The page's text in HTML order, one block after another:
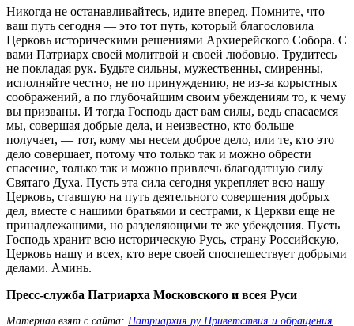
Никогда не останавливайтесь, идите вперед. Помните, что
ваш путь сегодня ― это тот путь, который благословила
Церковь историческими решениями Архиерейского Собора. С
вами Патриарх своей молитвой и своей любовью. Трудитесь
не покладая рук. Будьте сильны, мужественны, смиренны,
исполняйте честно, не по принуждению, не из-за корыстных
соображений, а по глубочайшим своим убеждениям то, к чему
вы призваны. И тогда Господь даст вам силы, ведь спасаемся
мы, совершая добрые дела, и неизвестно, кто больше
получает, ― тот, кому мы несем доброе дело, или те, кто это
дело совершает, потому что только так и можно обрести
спасение, только так и можно привлечь благодатную силу
Святаго Духа. Пусть эта сила сегодня укрепляет всю нашу
Церковь, ставшую на путь деятельного совершения добрых
дел, вместе с нашими братьями и сестрами, к Церкви еще не
принадлежащими, но разделяющими те же убеждения. Пусть
Господь хранит всю историческую Русь, страну Российскую,
Церковь нашу и всех, кто вере своей споспешествует добрыми
делами. Аминь.
Пресс-служба Патриарха Московского и всея Руси
Материал взят с сайта: Патриархия.ру Приветствия и обращения